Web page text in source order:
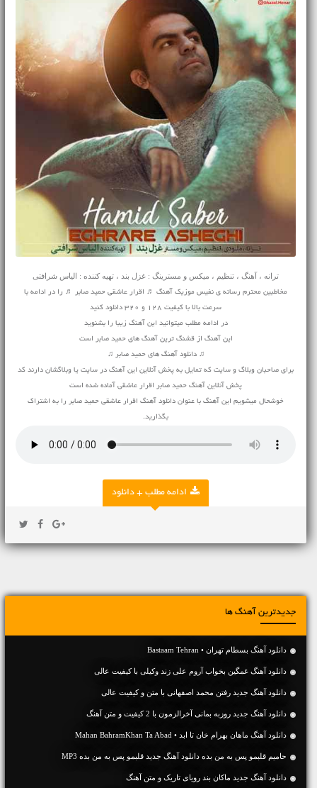
ترانه ، آهنگ ، تنظیم ، میکس و مسترینگ : غزل بند ، تهیه کننده : الیاس شرافتی
مخاطبین محترم رسانه ی نفیس موزیک آهنگ ♬ اقرار عاشقی حمید صابر ♬ را در ادامه با
سرعت بالا با کیفیت 128 و 320 دانلود کنید
در ادامه مطلب میتوانید این آهنگ زیبا را بشنوید
این آهنگ از قشنگ ترین آهنگ های حمید صابر است
♫ دانلود آهنگ های حمید صابر ♫
برای صاحبان وبلاگ و سایت که تمایل به پخش آنلاین این آهنگ در سایت یا وبلاگشان دارند کد
پخش آنلاین آهنگ حمید صابر اقرار عاشقی آماده شده است
خوشحال میشویم این آهنگ با عنوان دانلود آهنگ اقرار عاشقی حمید صابر را به اشتراک
بگذارید.
ادامه مطلب + دانلود
جدیدترین آهنگ ها
دانلود آهنگ بسطام تهران • Bastaam Tehran
دانلود آهنگ غمگین بخواب آروم علی زند وکیلی با کیفیت عالی
دانلود آهنگ جديد رفتن محمد اصفهانی با متن و کیفیت عالی
دانلود آهنگ جديد روزبه بمانی آخرالزمون با 2 کیفیت و متن آهنگ
دانلود آهنگ ماهان بهرام خان تا ابد • Mahan BahramKhan Ta Abad
حامیم قلبمو پس به من بده دانلود آهنگ جدید قلبمو پس به من بده MP3
دانلود آهنگ جديد ماکان بند رویای تاریک و متن آهنگ